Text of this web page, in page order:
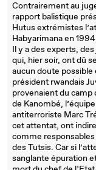
Contrairement au
rapport balistique
Hutus extrémistes
Habyarimana en
Il y a des experts,
qui, hier soir, ont dû
aucun doute possible
président rwandais
provenaient du camp
de Kanombé,
antiterroriste Marc
cet attentat, ont
comme
des Tutsis. Car si
sanglante épuration